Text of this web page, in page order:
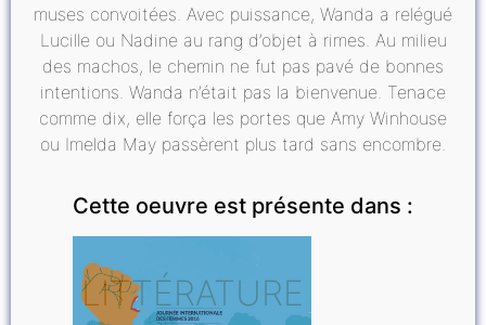
muses convoitées. Avec puissance, Wanda a relégué
Lucille ou Nadine au rang d’objet à rimes. Au milieu
des machos, le chemin ne fut pas pavé de bonnes
intentions. Wanda n’était pas la bienvenue. Tenace
comme dix, elle força les portes que Amy Winhouse
ou Imelda May passèrent plus tard sans encombre.
Cette oeuvre est présente dans :
LITTÉRATURE